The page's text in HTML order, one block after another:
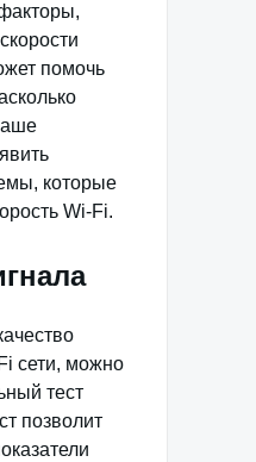
помочь
которые
Wi-Fi.
сети, можно
тест
позволит